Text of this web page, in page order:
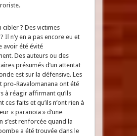
cibler ? Des victimes
Il n’y en a pas encore eu et
avoir été évité
Des auteurs ou des
présumés d’un attentat
est sur la défensive. Les
pro-Ravalomanana ont été
à réagir affirmant qu’ils
ces faits et qu’ils n’ont rien à
« paranoïa » d’une
s’est renforcée quand la
a été trouvée dans le